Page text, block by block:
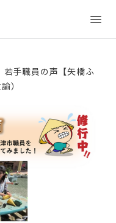
若手職員の声【矢橋ふ
）